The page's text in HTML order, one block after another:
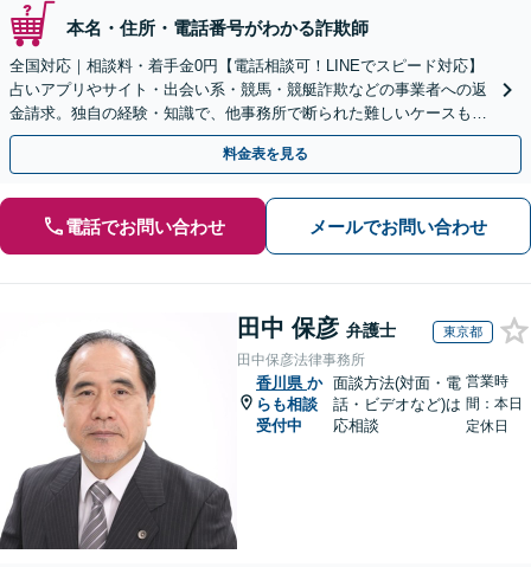
本名・住所・電話番号がわかる詐欺師
全国対応｜相談料・着手金0円【電話相談可！LINEでスピード対応】
占いアプリやサイト・出会い系・競馬・競艇詐欺などの事業者への返
金請求。独自の経験・知識で、他事務所で断られた難しいケースも解
決に導いた実績あり。まずはお気軽にご相談ください
料金表を見る
電話でお問い合わせ メールでお問い合わせ
田中 保彦 弁護士 東京都
田中保彦法律事務所
香川県 か
らも相談
受付中
面談方法(対面・電
話・ビデオなど)は
応相談
営業時
間：本日
定休日